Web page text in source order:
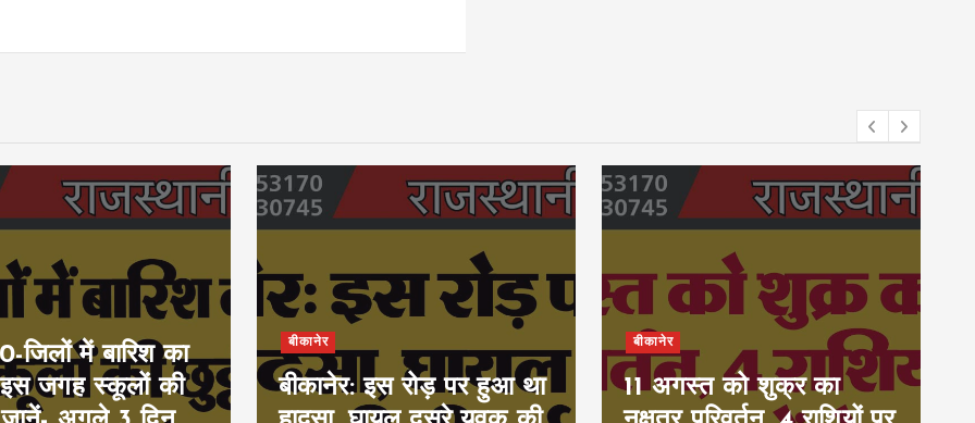
में बारिश का
जगह स्कूलों की
बीकानेर
बीकानेर: इस रोड़ पर हुआ था
बीकानेर
11 अगस्त को शुक्र का